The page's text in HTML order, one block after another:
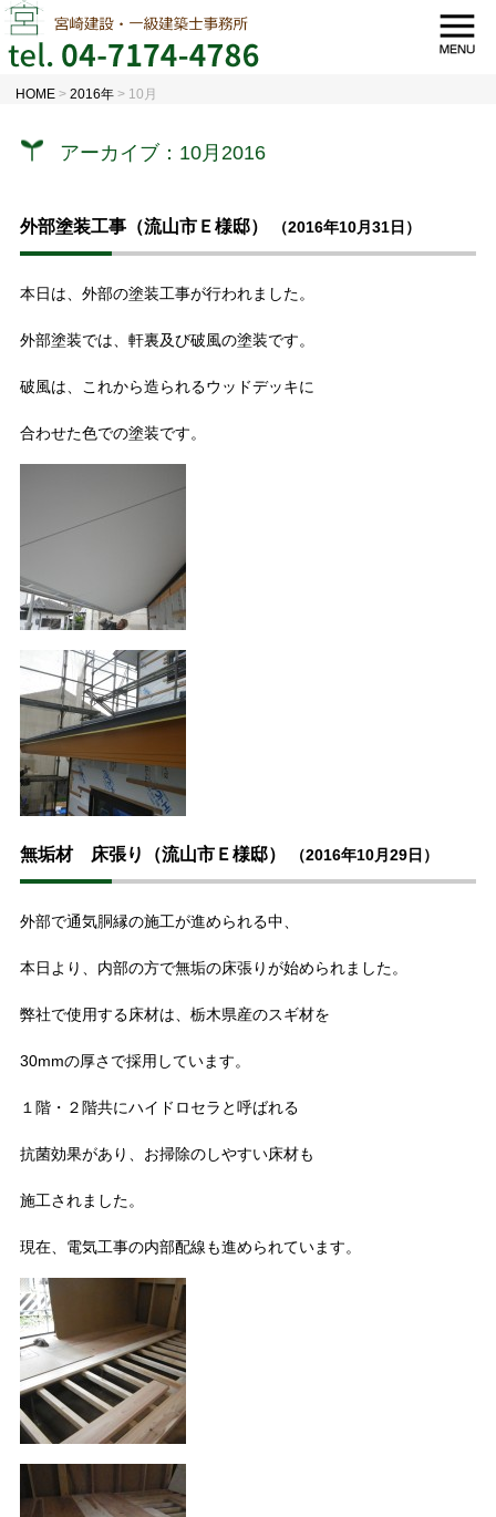
HOME >2016年 > 10月
アーカイブ：10月2016
外部塗装工事（流山市Ｅ様邸） （2016年10月31日）
本日は、外部の塗装工事が行われました。
外部塗装では、軒裏及び破風の塗装です。
破風は、これから造られるウッドデッキに
合わせた色での塗装です。
無垢材 床張り（流山市Ｅ様邸） （2016年10月29日）
外部で通気胴縁の施工が進められる中、
本日より、内部の方で無垢の床張りが始められました。
弊社で使用する床材は、栃木県産のスギ材を
30mmの厚さで採用しています。
１階・２階共にハイドロセラと呼ばれる
抗菌効果があり、お掃除のしやすい床材も
施工されました。
現在、電気工事の内部配線も進められています。